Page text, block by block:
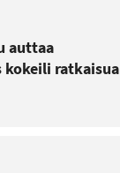
auttaa
kokeili ratkaisua